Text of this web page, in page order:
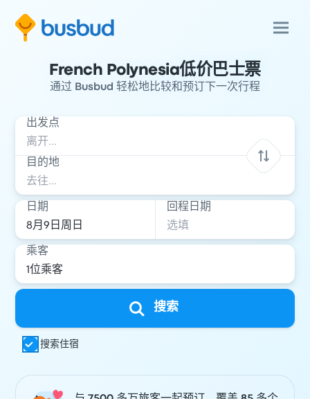
French Polynesia低价巴士票
通过 Busbud 轻松地比较和预订下一次行程
出发点
目的地
日期 回程日期
乘客
搜索
搜索住宿